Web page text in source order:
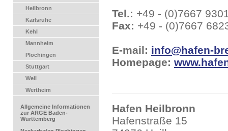
Heilbronn
Karlsruhe
Kehl
Mannheim
Plochingen
Stuttgart
Weil
Wertheim
Allgemeine Informationen
zur ARGE Baden-
Württemberg
Tel.: +49 - (0)7667
Fax: +49 - (0)7667
E-mail: info@hafen-
Homepage:
Hafen Heilbronn
Hafenstraße 15